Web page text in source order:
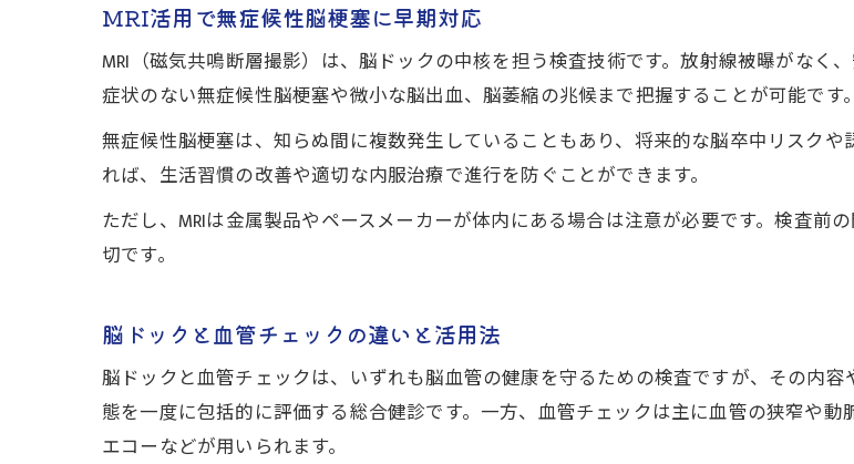
脳ドックを受けた方がいい人の
脳ドックの後悔知恵袋から学ぶ受
健康を守る脳ドック受診の最適なタ
脳ドック受診の最適な年齢とタイ
脳ドック費用と健康維持のバラ
MRI活用で無症候性脳梗塞に早期対応
MRI（磁気共鳴断層撮影）は、脳ドックの中核を担う検査技術です。放射線被曝がなく
症状のない無症候性脳梗塞や微小な脳出血、脳萎縮の兆候まで把握することが可能です。
無症候性脳梗塞は、知らぬ間に複数発生していることもあり、将来的な脳卒中リスク
れば、生活習慣の改善や適切な内服治療で進行を防ぐことができます。
ただし、MRIは金属製品やペースメーカーが体内にある場合は注意が必要です。検査
切です。
脳ドックと血管チェックの違いと活用法
脳ドックと血管チェックは、いずれも脳血管の健康を守るための検査ですが、その内
態を一度に包括的に評価する総合健診です。一方、血管チェックは主に血管の狭窄や
エコーなどが用いられます。
ご予約はこちら
ご予約はこちら